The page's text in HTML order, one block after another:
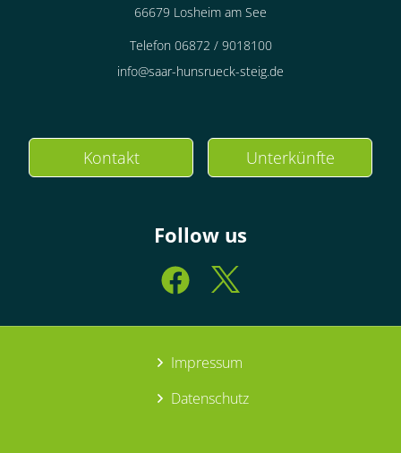
66679 Losheim am See
Telefon 06872 / 9018100
info@saar-hunsrueck-steig.de
Kontakt Unterkünfte
Follow us
Impressum
Datenschutz